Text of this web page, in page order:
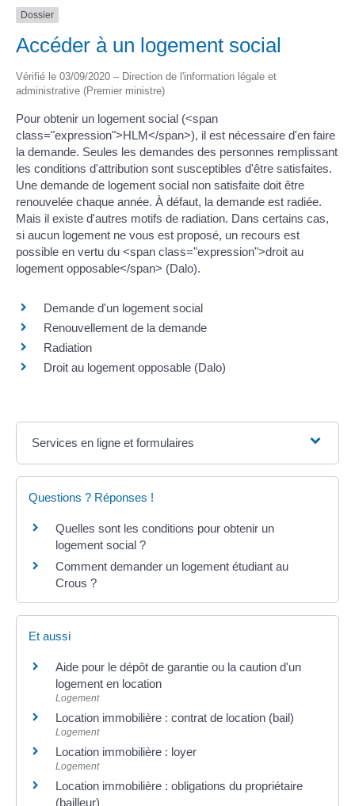
Dossier
Accéder à un logement social
Vérifié le 03/09/2020 – Direction de l'information légale et
administrative (Premier ministre)
Pour obtenir un logement social (<span
class="expression">HLM</span>), il est nécessaire d'en faire
la demande. Seules les demandes des personnes remplissant
les conditions d'attribution sont susceptibles d'être satisfaites.
Une demande de logement social non satisfaite doit être
renouvelée chaque année. À défaut, la demande est radiée.
Mais il existe d'autres motifs de radiation. Dans certains cas,
si aucun logement ne vous est proposé, un recours est
possible en vertu du <span class="expression">droit au
logement opposable</span> (Dalo).
Demande d'un logement social
Renouvellement de la demande
Radiation
Droit au logement opposable (Dalo)
Services en ligne et formulaires
Questions ? Réponses !
Quelles sont les conditions pour obtenir un
logement social ?
Comment demander un logement étudiant au
Crous ?
Et aussi
Aide pour le dépôt de garantie ou la caution d'un
logement en location
Logement
Location immobilière : contrat de location (bail)
Logement
Location immobilière : loyer
Logement
Location immobilière : obligations du propriétaire
(bailleur)